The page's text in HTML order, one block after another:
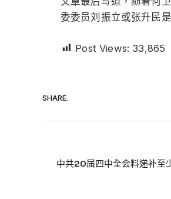
委委员刘振立或张升民
Post Views: 33,865
SHARE.
中共20届四中全会料递补至